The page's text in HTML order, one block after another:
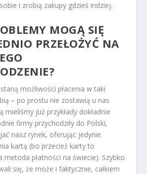
i zrobią zakupy gdzieś indziej.
MOGĄ SIĘ
PRZEŁOŻYĆ NA
możliwości płacenia w taki
– po prostu nie zostawią u nas
mieliśmy już przykłady dokładnie
firmy przychodziły do Polski,
nasz rynek, oferując jedynie
kartą (bo przecież karty to
metoda płatności na świecie). Szybko
się, że może i faktycznie, całkiem